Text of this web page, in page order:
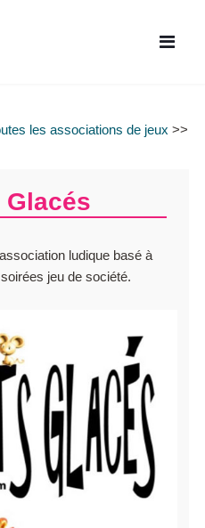
les associations de jeux >>
Glacés
ludique basé à
jeu de société.